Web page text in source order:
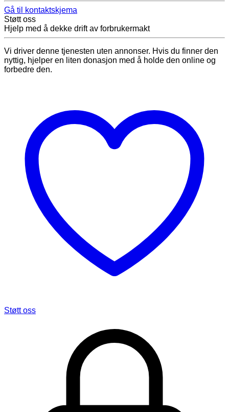
Gå til kontaktskjema
Støtt oss
Hjelp med å dekke drift av forbrukermakt
Vi driver denne tjenesten uten annonser. Hvis du finner den
nyttig, hjelper en liten donasjon med å holde den online og
forbedre den.
Støtt oss